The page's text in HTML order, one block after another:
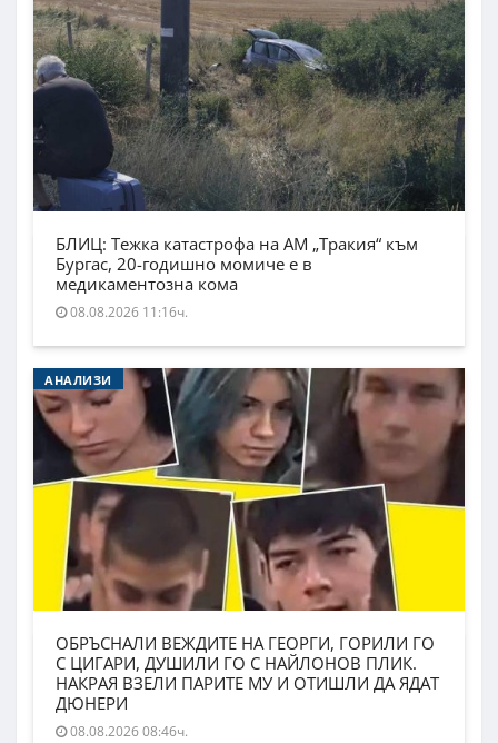
БЛИЦ: Тежка катастрофа на АМ „Тракия“ към
Бургас, 20-годишно момиче е в
медикаментозна кома
08.08.2026 11:16ч.
АНАЛИЗИ
ОБРЪСНАЛИ ВЕЖДИТЕ НА ГЕОРГИ, ГОРИЛИ ГО
С ЦИГАРИ, ДУШИЛИ ГО С НАЙЛОНОВ ПЛИК.
НАКРАЯ ВЗЕЛИ ПАРИТЕ МУ И ОТИШЛИ ДА ЯДАТ
ДЮНЕРИ
08.08.2026 08:46ч.